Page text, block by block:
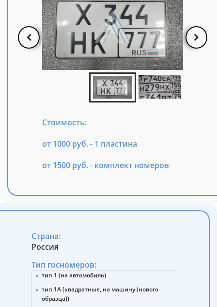
Стоимость:
от 1000 руб. - 1 пластина
от 1500 руб. - комплект номеров
Страна:
Россия
Тип госномеров:
тип 1 (на автомобиль)
тип 1А (квадратные, на машину (нового
образца))